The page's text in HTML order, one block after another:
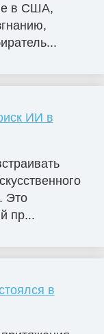
в США,
ИИ в
Это
пр...
в